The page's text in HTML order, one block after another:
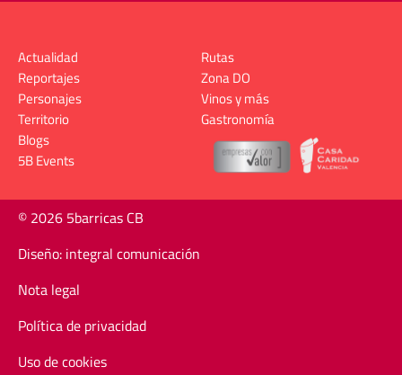
Actualidad
Reportajes
Personajes
Territorio
Rutas
Zona DO
Vinos y más
Gastronomía
Blogs
5B Events
© 2026 5barricas CB
Diseño: integral comunicación
Nota legal
Política de privacidad
Uso de cookies